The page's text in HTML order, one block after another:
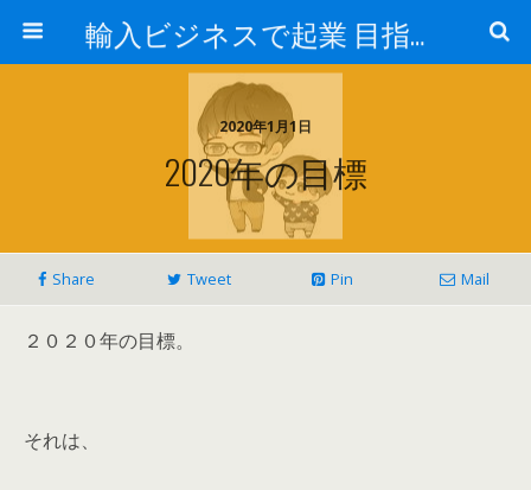
輸入ビジネスで起業 目指せ年商10億円 最近はアマゾン輸入やってます。
2020年1月1日
2020年の目標
Share Tweet Pin Mail
２０２０年の目標。
それは、